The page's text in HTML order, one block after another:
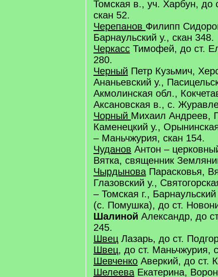
Томская в., уч. Харбун, до
скан 52.
Черепанов Филипп
Барнаульский у., скан 348.
Черкасс Тимофей, до ст.
280.
Черный Петр Кузьмич,
Ананьевский у.,
Акмолинская обл.,
Аксановская в., с.
Чорный Михаил Андреев,
Каменецкий у.,
– Маньчжурия, скан 154.
Чуданов Антон –
Вятка, священник
Чырдынова Парасковья,
Глазовский у.,
– Томская г.,
(с. Помушка), до ст.
Шалиной Александр, до
245.
Швец Лазарь, до ст.
Швец, до ст. Маньчжурия,
Шевченко Аверкий, до ст.
Шелеева Екатерина,